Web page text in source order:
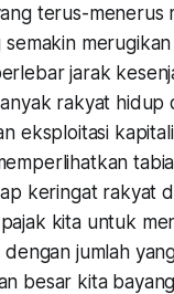
terus-menerus
semakin
jarak
rakyat hidup
eksploitasi
keringat rakyat
kita untuk
dengan jumlah
besar kita